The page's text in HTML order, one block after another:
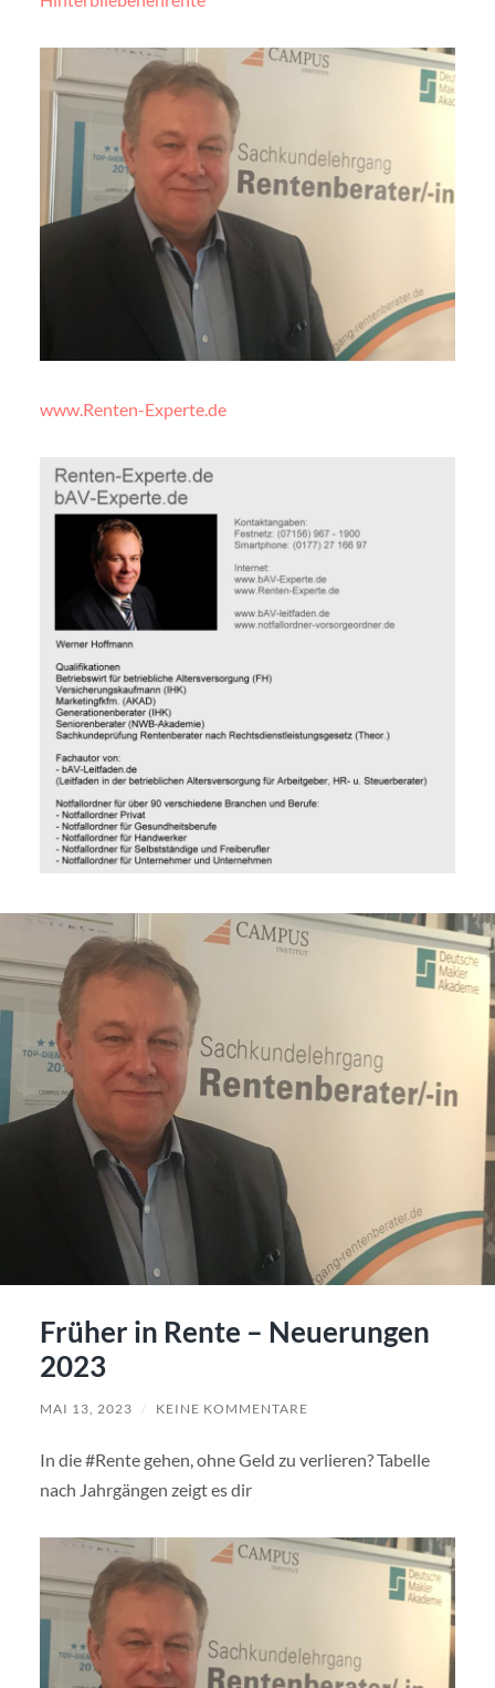
www.Renten-Experte.de
Früher in Rente – Neuerungen
2023
MAI 13, 2023 / KEINE KOMMENTARE
In die #Rente gehen, ohne Geld zu verlieren? Tabelle
nach Jahrgängen zeigt es dir